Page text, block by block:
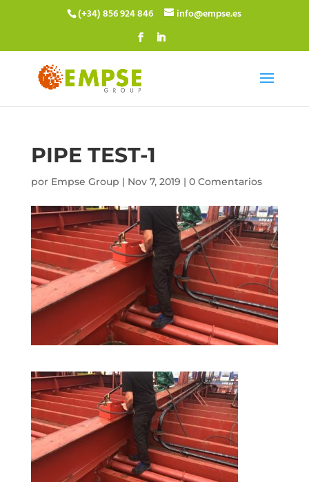
(+34) 856 924 846 info@empse.es
PIPE TEST-1
por Empse Group | Nov 7, 2019 | 0 Comentarios